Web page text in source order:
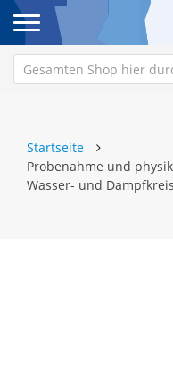
Startseite
Probenahme und
Wasser- und